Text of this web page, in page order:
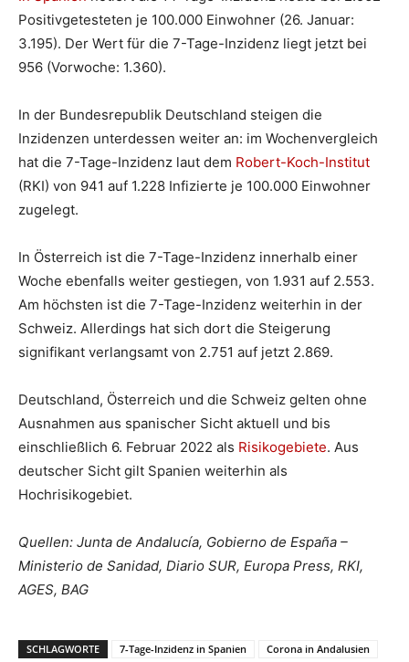
Positivgetesteten je 100.000 Einwohner (26. Januar:
3.195). Der Wert für die 7-Tage-Inzidenz liegt jetzt bei
956 (Vorwoche: 1.360).
In der Bundesrepublik Deutschland steigen die
Inzidenzen unterdessen weiter an: im Wochenvergleich
hat die 7-Tage-Inzidenz laut dem Robert-Koch-Institut
(RKI) von 941 auf 1.228 Infizierte je 100.000 Einwohner
zugelegt.
In Österreich ist die 7-Tage-Inzidenz innerhalb einer
Woche ebenfalls weiter gestiegen, von 1.931 auf 2.553.
Am höchsten ist die 7-Tage-Inzidenz weiterhin in der
Schweiz. Allerdings hat sich dort die Steigerung
signifikant verlangsamt von 2.751 auf jetzt 2.869.
Deutschland, Österreich und die Schweiz gelten ohne
Ausnahmen aus spanischer Sicht aktuell und bis
einschließlich 6. Februar 2022 als Risikogebiete. Aus
deutscher Sicht gilt Spanien weiterhin als
Hochrisikogebiet.
Quellen: Junta de Andalucía, Gobierno de España –
Ministerio de Sanidad, Diario SUR, Europa Press, RKI,
AGES, BAG
SCHLAGWORTE 7-Tage-Inzidenz in Spanien
Corona in Andalusien